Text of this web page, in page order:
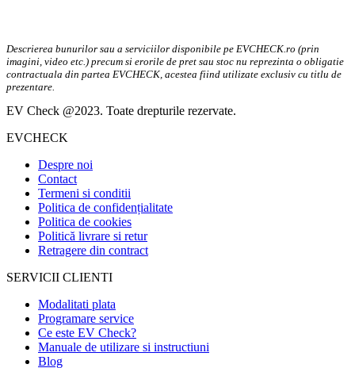
Descrierea bunurilor sau a serviciilor disponibile pe EVCHECK.ro (prin
imagini, video etc.) precum si erorile de pret sau stoc nu reprezinta o obligatie
contractuala din partea EVCHECK, acestea fiind utilizate exclusiv cu titlu de
prezentare.
EV Check @2023. Toate drepturile rezervate.
EVCHECK
Despre noi
Contact
Termeni si conditii
Politica de confidențialitate
Politica de cookies
Politică livrare si retur
Retragere din contract
SERVICII CLIENTI
Modalitati plata
Programare service
Ce este EV Check?
Manuale de utilizare si instructiuni
Blog